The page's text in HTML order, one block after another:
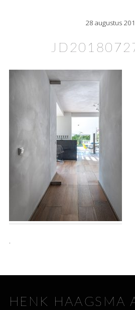
28 augustus
.
HENK HAAGSMA